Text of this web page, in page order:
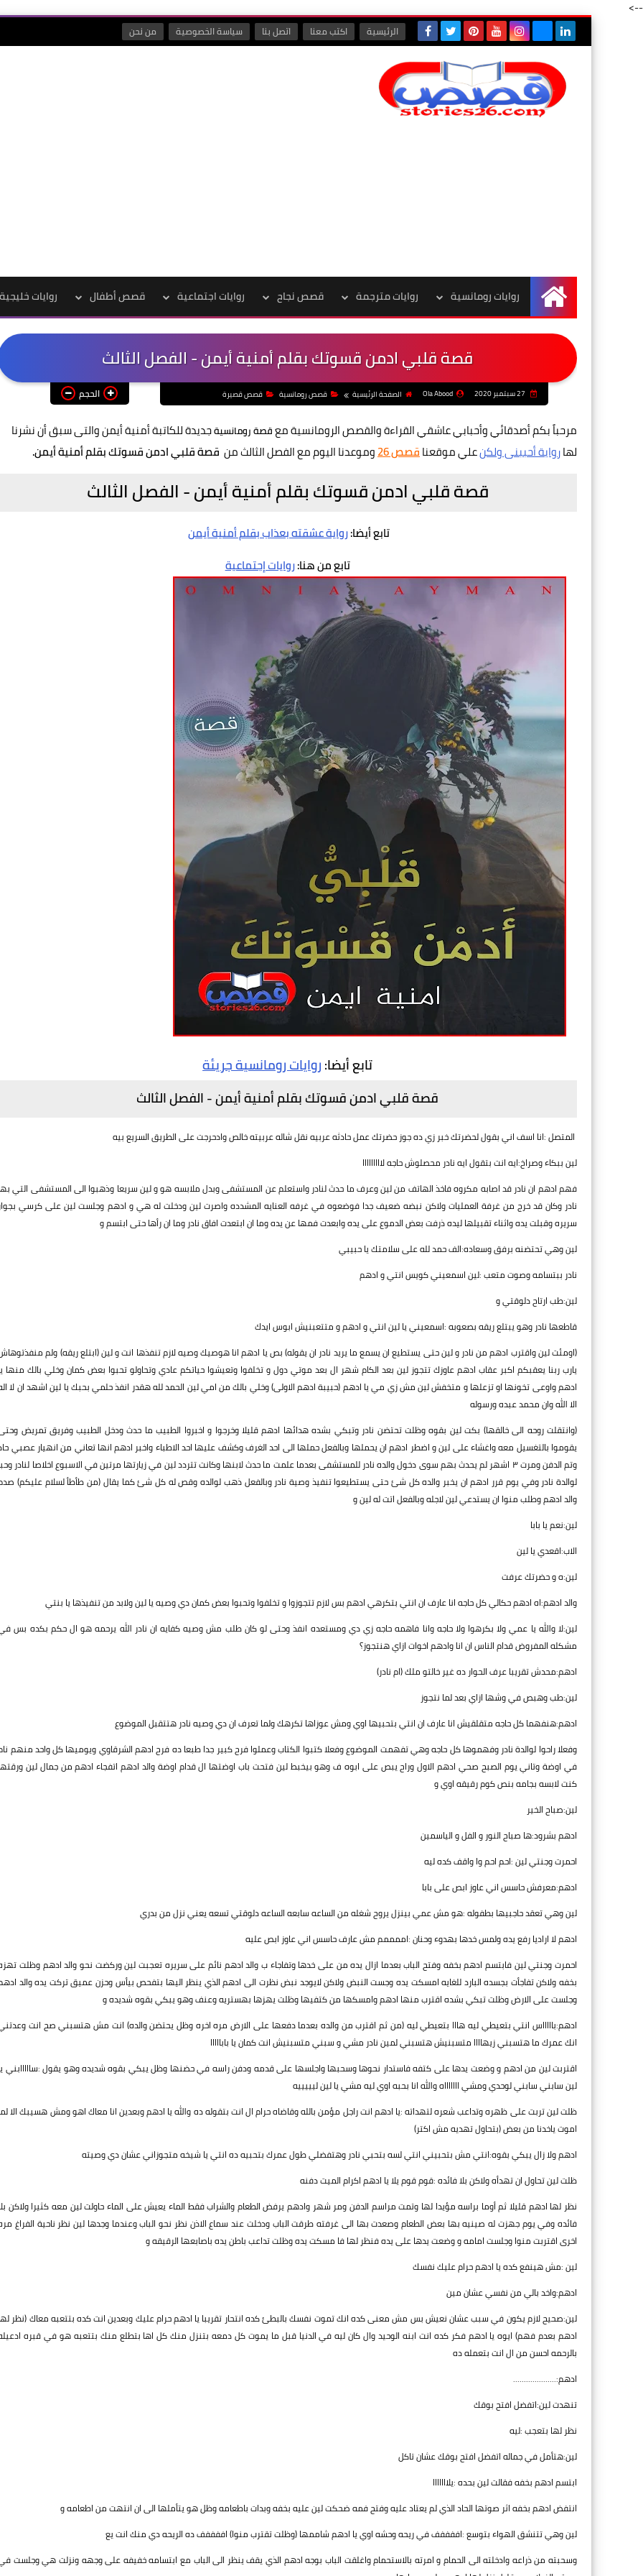
-->
الرئيسية اكتب معنا اتصل بنا سياسة الخصوصية من نحن
الرئيسية
روايات رومانسية روايات مترجمة قصص نجاح روايات اجتماعية قصص أطفال روايات خليجية
قصة قلبي ادمن قسوتك بقلم أمنية أيمن - الفصل الثالث
Ola Abood الصفحة الرئيسية قصص رومانسية قصص قصيرة الحجم
مرحباً بكم أصدقائي وأحبابي عاشقي القراءة والقصص الرومانسية معقصة رومانسيةجديدة للكاتبة أمنية أيمن والتى سبق أن نشرنا
لهارواية أحببنى ولكنعلي موقعناقصص 26 وموعدنا اليوم مع الفصل الثالث من قصة قلبي ادمن قسوتك بقلم أمنية أيمن.
قصة قلبي ادمن قسوتك بقلم أمنية أيمن - الفصل الثالث
تابع أيضا:رواية عشقته بعذاب بقلم أمنية أيمن
تابع من هنا:روايات إجتماعية
تابع أيضا:روايات رومانسية جريئة
قصة قلبي ادمن قسوتك بقلم أمنية أيمن - الفصل الثالث
المتصل :انا اسف اني بقول لحضرتك خبر زي ده جوز حضرتك عمل حادثه عربيه نقل شاله عربيته خالص وادحرجت على الطريق السريع بيه
لين ببكاء وصراخ:ايه انت بتقول ايه نادر محصلوش حاجه لااااااااا
فهم ادهم ان نادر قد اصابه مكروه فاخذ الهاتف من لين وعرف ما حدث لنادر واستعلم عن المستشفى وبدل ملابسه هو و لين سريعا وذهبوا الى المستشفى التي
نادر وكان قد خرج من غرفة العمليات ولاكن نبضه ضعيف جدا فوضعوه في غرفه العنايه المشدده واصرت لين ودخلت له هي و ادهم وجلست لين على كرسي
سريره وقبلت يده واثناء تقبيلها ليده ذرفت بعض الدموع على يده وابعدت فمها عن يده وما ان ابتعدت افاق نادر وما ان رأها حتى ابتسم و
لين وهي تحتضنه برفق وسعاده:الف حمد لله على سلامتك يا حبيبي
نادر ببتسامه وصوت متعب :لين اسمعيني كويس انتي و ادهم
لين:طب ارتاح دلوقتي و
قاطعها نادر وهو يبتلع ريقه بصعوبه :اسمعيني يا لين انتي و ادهم و متتعبنيش ابوس ايدك
(اومئت لين واقترب ادهم من نادر و لين حتى يستطيع ان يسمع ما يريد نادر ان يقوله) بص يا ادهم انا هوصيك وصيه لازم تنفذها انت و لين (ابتلع ريقه) ولم
يارب ربنا يعقبكم اكبر عقاب ادهم عاوزك تتجوز لين بعد الكام شهر ال بعد موتي دول و تخلفوا وتعيشوا حياتكم عادي وتحاولو تحبوا بعض كمان وخلي بالك منها
ادهم واوعى تخونها او تزعلها و متخفش لين مش زي مي يا ادهم (حبيبة ادهم الاولى) وخلي بالك من امي لين الحمد لله هقدر انفذ حلمي بحبك يا لين اشهد ان لا
الا الله وان محمد عبده ورسوله
(وانتقلت روحه الى خالقها) بكت لين بقوه وظلت تحتضن نادر وتبكي بشده هدائها ادهم قليلا وخرجوا و اخبروا الطبيب ما حدث ودخل الطبيب وفريق تمريض
يقوموا بالتغسيل معه واغشاء على لين و اضطر ادهم ان يحملها وبالفعل حملها الى احد الغرف وكشف عليها احد الاطباء واخبر ادهم انها تعاني من انهيار عصبي
وتم الدفن ومرت ٣ اشهر لم يحدث بهم سوى دخول والده نادر للمستشفى بعدما علمت ما حدث لابنها وكانت تتردد لين في زيارتها مرتين في الاسبوع اخلاصا لنادر
لوالدة نادر وفي يوم قرر ادهم ان يخبر والده كل شئ حتى يستطيعوا تنفيذ وصية نادر وبالفعل ذهب لوالده وقص له كل شئ كما يقال (من طأطأ لسلام عليكم)
والد ادهم وطلب منوا ان يستدعي لين لاجله وبالفعل اتت له لين و
لين:نعم يا بابا
الاب:اقعدي يا لين
لين:ه و حضرتك عرفت
والد ادهم:اه ادهم حكالي كل حاجه انا عارف ان انتي بتكرهي ادهم بس لازم تتجوزوا و تخلفوا وتحبوا بعض كمان دي وصيه يا لين ولابد من تنفيذها يا بنتي
لين:لا والله يا عمي ولا بكرهوا ولا حاجه وانا فاهمه حاجه زي دي ومستعده انفذ وحتى لو كان طلب مش وصيه كفايه ان نادر الله يرحمه هو ال حكم بكده بس
مشكله المفروض قدام الناس ان انا وادهم اخوات ازاي هنتجوز؟
ادهم:محدش تقريبا عرف الحوار ده غير خالتو ملك (ام نادر)
لين:طب وهبص في وشها ازاي بعد لما نتجوز
ادهم:هنفهما كل حاجه متقلقيش انا عارف ان انتي بتحبيها اوي ومش عوزاها تكرهك ولما تعرف ان دي وصيه نادر هتتقبل الموضوع
وفعلا راحوا لوالدة نادر وفهموها كل حاجه وهي تفهمت الموضوع وفعلا كتبوا الكتاب وعملوا فرح كبير جدا طبعا ده فرح ادهم الشرقاوي ويوميها كل واحد منهم
في اوضة وتاني يوم الصبح صحي ادهم الاول وراح يبص على ابوه ف وهو بيخبط لين فتحت باب اوضتها ال قدام اوضة والد ادهم اتفجاء ادهم من جمال لين
كنت لابسه بجامه بنص كوم رقيقه اوي و
لين:صباح الخير
ادهم بشرود:ها صباح النور و الفل و الياسمين
احمرت وجنتي لين :احم احم وا واقف كده ليه
ادهم:معرفش حاسس اني عاوز ابص على بابا
لين وهي تعقد حاجبيها بطفوله :هو مش عمي بينزل يروح شغله من الساعه سابعه الساعه دلوقتي تسعه يعني نزل من بدري
ادهم لا اراديا رفع يده ولمس خدها بهدوء وحنان :اممممم مش عارف حاسس اني عاوز ابص عليه
احمرت وجنتي لين فابتسم ادهم بخفه وفتح الباب بعدما ازال يده من على خدها وتفاجاء ب والد ادهم نائم على سريره تعجبت لين وركضت نحو والد ادهم وظلت
بخفه ولاكن تفاجأت بجسده البارد للغايه امسكت يده وجست النبض ولاكن لايوجد نبض نظرت الى ادهم الذي ينظر اليها بتفحص بيأس وحزن عميق تركت يده والد
وجلست على الارض وظلت تبكي بشده اقترب منها ادهم وامسكها من كتفيها وظلت يهزها بهستريه وعنف وهو يبكي بقوه شديده و
ادهم:باااااس انتي بتعيطي ليه هااا بتعيطي ليه (من ثم اقترب من والده بعدما دفعها على الارض مره اخره وظل يحتضن والده) انت مش هتسبني صح انت
انك عمرك ما هتسبني زيهاااا متسبنيش هتسبني لمين نادر مشي و سبني متسبنيش انت كمان يا بابااااا
اقتربت لين من ادهم و وضعت يدها على كتفه فاستدار نحوها وسحبها واجلسها على قدمه ودفن راسه في حضنها وظل يبكي بقوه شديده وهو يقول :سااااابني
لين سابني سابني لوحدي ومشي اااااااه والله انا بحبه اوي ليه مشي يا لين ليييييه
ظلت لين تربت على ظهره وتداعب شعره لتهداته :يا ادهم انت راجل مؤمن بالله وقاضاه حرام ال انت بتقوله ده والله يا ادهم وبعدين انا معاك اهو ومش هسيبك الا
اموت ياخدنا من بعض (بتحاول تهديه مش اكتر)
ادهم ولا زال يبكي بقوه:انتي مش بتحبيني انتي لسه بتحبي نادر وهتفضلي طول عمرك بتحبيه ده انتي يا شيخه متجوزاني عشان دي وصيته
ظلت لين تحاول ان تهدأه ولاكن بلا فائده :قوم قوم يلا يا ادهم اكرام الميت دفنه
نظر لها ادهم قليلا ثم أوما براسه مؤيدا لها وتمت مراسم الدفن ومر شهر وادهم يرفض الطعام والشراب فقط الماء يعيش على الماء حاولت لين معه كثيرا ولاكن
فائده وفي يوم جهزت له صينيه بها بعض الطعام وصعدت بها الى غرفته طرقت الباب ودخلت عند سماع الاذن نظر نحو الباب وعندما وجدها لين نظر ناحية الفراغ
اخرى اقتربت منوا وجلست امامه و وضعت يدها على يده فنظر لها فا مسكت يده وظلت تداعب باطن يده باصابعها الرقيقه و
لين :مش هينفع كده يا ادهم حرام عليك نفسك
ادهم:واخد بالي من نفسي عشان مين
لين:صحيح لازم يكون في سبب عشان نعيش بس مش معنى كده انك تموت نفسك بالبطئ كده انتحار تقريبا يا ادهم حرام عليك وبعدين انت كده بتتعبه معاك (نظر
ادهم بعدم فهم) ايوه يا ادهم فكر كده انت ابنه الوحيد وال كان ليه في الدنيا قبل ما يموت كل دمعه بتنزل منك كل اها بتطلع منك بتتعبه هو في قبره
بالرحمه احسن من ال انت بتعمله ده
ادهم:....................
تنهدت لين:اتفضل افتح بوقك
نظر لها بتعجب :ليه
لين:هتأمل في جماله اتفضل افتح بوقك عشان تاكل
ابتسم ادهم بخفه فقالت لين بحده :يلااااااا
انتفض ادهم بخفه اثر صوتها الحاد الذي لم يعتاد عليه وفتح فمه ضحكت لين عليه بخفه وبدات باطعامه وظل هو يتأملها الى ان انتهت من اطعامه و
لين وهي تتنشق الهواء بتوسع :اففففف في ريحه وحشه اوي يا ادهم شاممها (وظلت تقترب منوا) اففففف ده الريحه دي منك انت يع
وسحبته من ذراعه وادخلته الى الحمام و امرته بالاستحمام واغلقت الباب بوجه ادهم الذي يقف ينظر الى الباب مع ابتسامه خفيفه على وجهه ونزلت هي وجلست